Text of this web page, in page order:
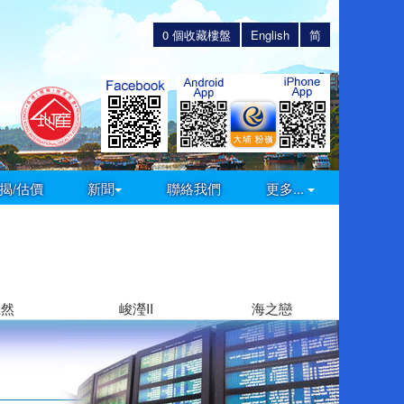
简
English
0 個收藏樓盤
/估價 新聞 聯絡我們 更多...
峻瀅II 海之戀